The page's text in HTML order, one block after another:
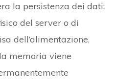
la persistenza dei dati:
del server o di
dell’alimentazione,
memoria viene